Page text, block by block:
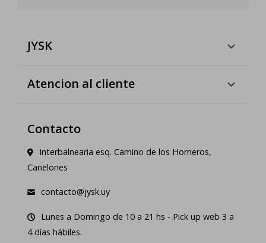
JYSK
Atencion al cliente
Contacto
Interbalnearia esq. Camino de los Horneros,
Canelones
contacto@jysk.uy
Lunes a Domingo de 10 a 21 hs - Pick up web 3 a
4 días hábiles.